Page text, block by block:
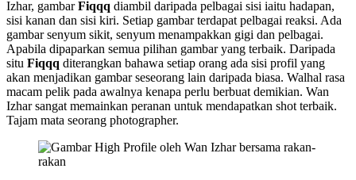
Izhar, gambarFiqqq diambil daripada pelbagai sisi iaitu hadapan,
sisi kanan dan sisi kiri. Setiap gambar terdapat pelbagai reaksi. Ada
gambar senyum sikit, senyum menampakkan gigi dan pelbagai.
Apabila dipaparkan semua pilihan gambar yang terbaik. Daripada
situ Fiqqq diterangkan bahawa setiap orang ada sisi profil yang
akan menjadikan gambar seseorang lain daripada biasa. Walhal rasa
macam pelik pada awalnya kenapa perlu berbuat demikian. Wan
Izhar sangat memainkan peranan untuk mendapatkan shot terbaik.
Tajam mata seorang photographer.